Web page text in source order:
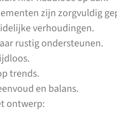
zijn zorgvuldig
verhoudingen.
rustig ondersteunen.
trends.
en balans.
ontwerp: